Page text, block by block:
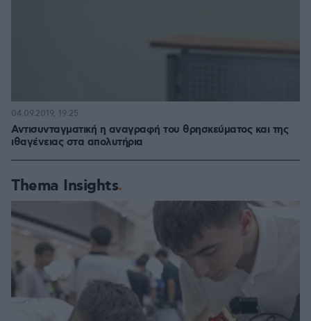
Αντισυνταγματική η αναγραφή του θρησκεύματος και της
ιθαγένειας στα απολυτήρια
04.09.2019, 19:25
Thema Insights